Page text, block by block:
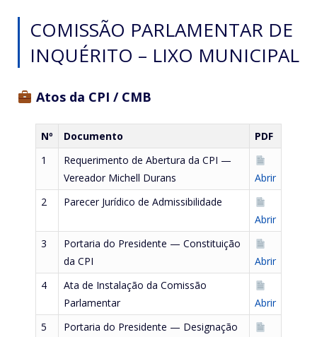
COMISSÃO PARLAMENTAR DE
INQUÉRITO – LIXO MUNICIPAL
Atos da CPI / CMB
Nº Documento
PDF
1
Requerimento de Abertura da CPI —
Vereador Michell Durans
Abrir
2
Parecer Jurídico de Admissibilidade
Abrir
3
Portaria do Presidente — Constituição
da CPI
Abrir
4
Ata de Instalação da Comissão
Parlamentar
Abrir
5
Portaria do Presidente — Designação